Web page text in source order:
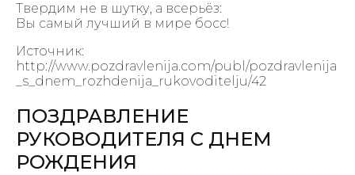
Твердим не в шутку, а всерьёз:
Вы самый лучший в мире босс!
Источник:
http://www.pozdravlenija.com/publ/pozdravlenija
_s_dnem_rozhdenija_rukovoditelju/42
ПОЗДРАВЛЕНИЕ
РУКОВОДИТЕЛЯ С ДНЕМ
РОЖДЕНИЯ